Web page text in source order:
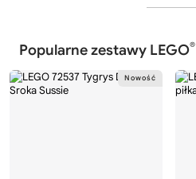
Popularne zestawy LEGO®